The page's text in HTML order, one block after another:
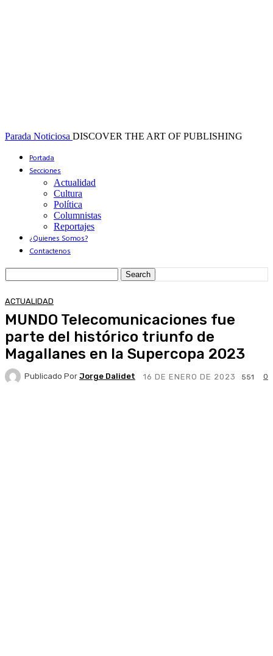
Parada Noticiosa DISCOVER THE ART OF PUBLISHING
Portada
Secciones
Actualidad
Cultura
Política
Columnistas
Reportajes
¿Quienes Somos?
Contactenos
ACTUALIDAD
MUNDO Telecomunicaciones fue
parte del histórico triunfo de
Magallanes en la Supercopa 2023
Publicado Por Jorge Dalidet 16 DE ENERO DE 2023 0
551